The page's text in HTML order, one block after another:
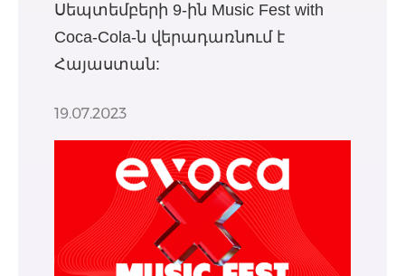
հովանավոր
Սեպտեմբերի 9-ին Music Fest with
Coca-Cola-ն վերադառնում է
Հայաստան:
19.07.2023